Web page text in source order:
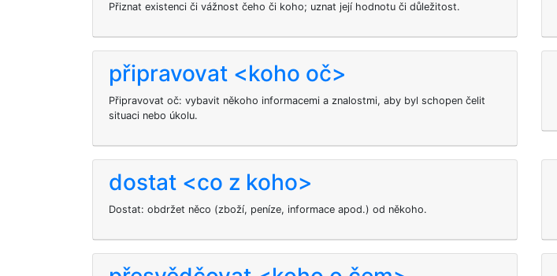
Přiznat existenci či vážnost čeho či koho; uznat její hodnotu či důležitost.
připravovat <koho oč>
Připravovat oč: vybavit někoho informacemi a znalostmi, aby byl schopen čelit
situaci nebo úkolu.
dostat <co z koho>
Dostat: obdržet něco (zboží, peníze, informace apod.) od někoho.